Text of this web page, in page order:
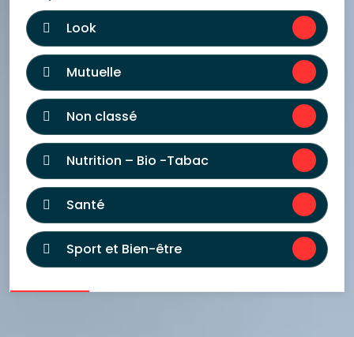
Look
Mutuelle
Non classé
Nutrition – Bio -Tabac
Santé
Sport et Bien-être